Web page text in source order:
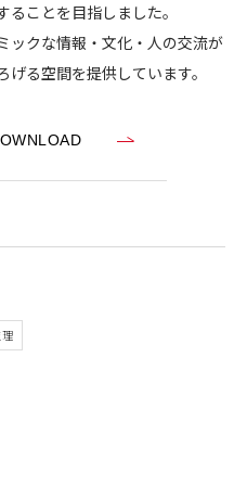
ポリシー ご利用規約
ことを目指しました。
ックな情報・文化・人の交流が
る空間を提供しています。